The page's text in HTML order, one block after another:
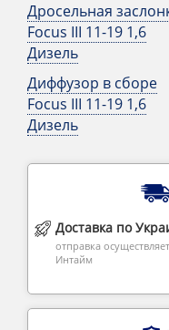
Дросельная
Focus III 11-19 1,6
Дизель
Диффузор в сборе
Focus III 11-19 1,6
Дизель
Доставка по
отправка
Интайм